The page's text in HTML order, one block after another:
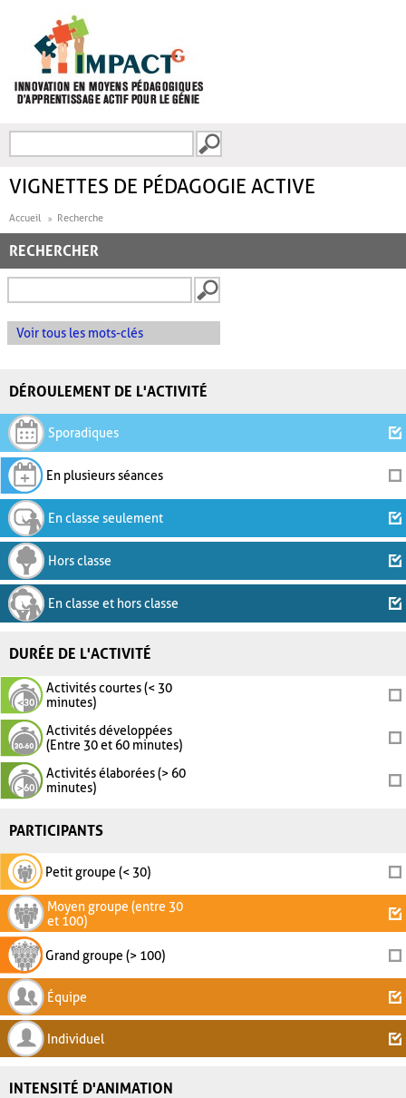
FORMULAIRE DE
VIGNETTES DE PÉDAGOGIE ACTIVE
Accueil Recherche
RECHERCHER
Voir tous les mots-clés
DÉROULEMENT DE L'ACTIVITÉ
Sporadiques
En plusieurs séances
En classe seulement
Hors classe
En classe et hors classe
DURÉE DE L'ACTIVITÉ
Activités courtes (< 30
minutes)
Activités développées
(Entre 30 et 60 minutes)
Activités élaborées (> 60
minutes)
PARTICIPANTS
Petit groupe (< 30)
Moyen groupe (entre 30
et 100)
Grand groupe (> 100)
Équipe
Individuel
INTENSITÉ D'ANIMATION